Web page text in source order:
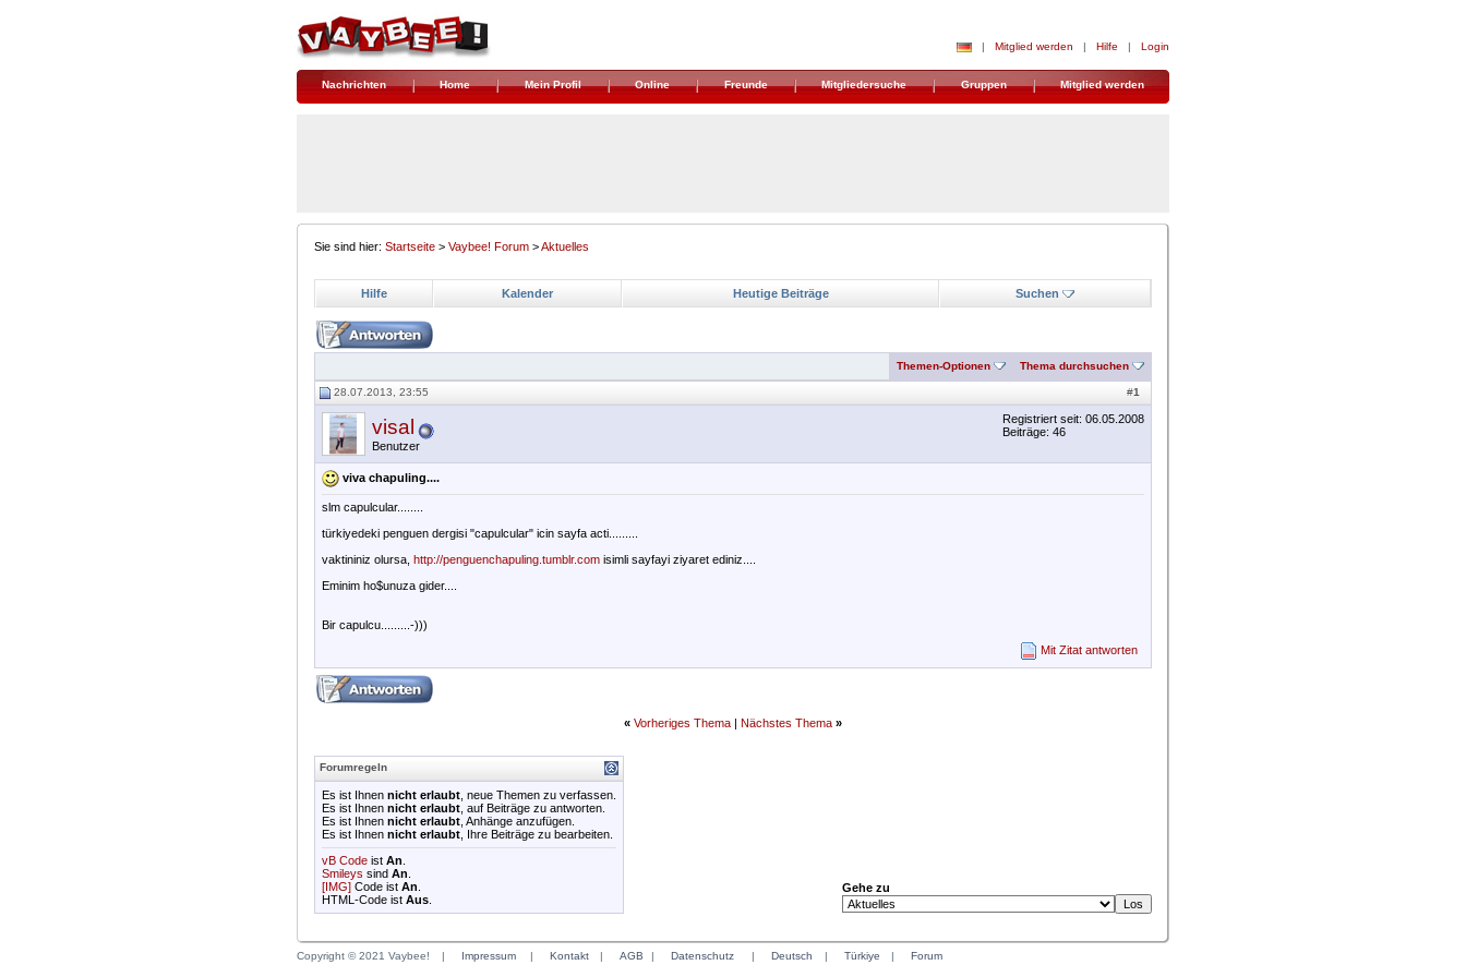
| Mitglied werden | Hilfe | Login
Nachrichten Home Mein Profil Online Freunde Mitgliedersuche Gruppen Mitglied werden
Sie sind hier: Startseite > Vaybee! Forum >Aktuelles
Hilfe Kalender Heutige Beiträge Suchen
Themen-Optionen Thema durchsuchen
#1
28.07.2013, 23:55
visal
Benutzer
Registriert seit: 06.05.2008
Beiträge: 46
viva chapuling....
slm capulcular........
türkiyedeki penguen dergisi "capulcular" icin sayfa acti.........
vaktininiz olursa, http://penguenchapuling.tumblr.com isimli sayfayi ziyaret ediniz....
Eminim ho$unuza gider....
Bir capulcu.........-)))
Mit Zitat antworten
« Vorheriges Thema | Nächstes Thema »
Forumregeln
Es ist Ihnen nicht erlaubt , neue Themen zu verfassen.
Es ist Ihnen nicht erlaubt , auf Beiträge zu antworten.
Es ist Ihnen nicht erlaubt , Anhänge anzufügen.
Es ist Ihnen nicht erlaubt , Ihre Beiträge zu bearbeiten.
vB Code ist An
Smileys sind An
[IMG] Code ist An
HTML-Code ist Aus
Gehe zu
Copyright © 2021 Vaybee! | Impressum | Kontakt | AGB | Datenschutz | Deutsch | Türkiye | Forum